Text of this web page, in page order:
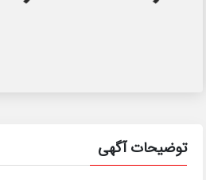
توضیحات آگهی